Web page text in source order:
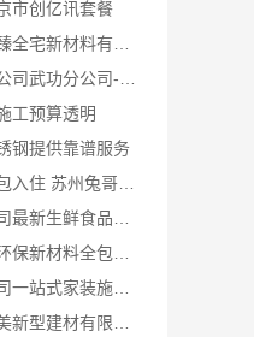
市创亿讯套餐
工预算透明
钢提供靠谱服务